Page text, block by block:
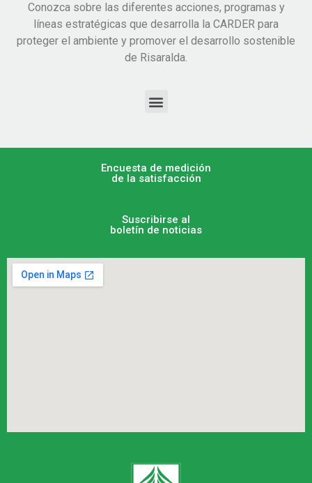
Conozca sobre las diferentes acciones, programas y
líneas estratégicas que desarrolla la CARDER para
proteger el ambiente y promover el desarrollo sostenible
de Risaralda.
Encuesta de medición
de la satisfacción
Suscribirse al
boletín de noticias